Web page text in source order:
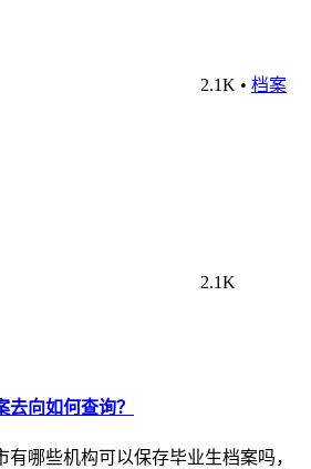
2.1K • 档案
2.1K
向如何查询？
有哪些机构可以保存毕业生档案吗，